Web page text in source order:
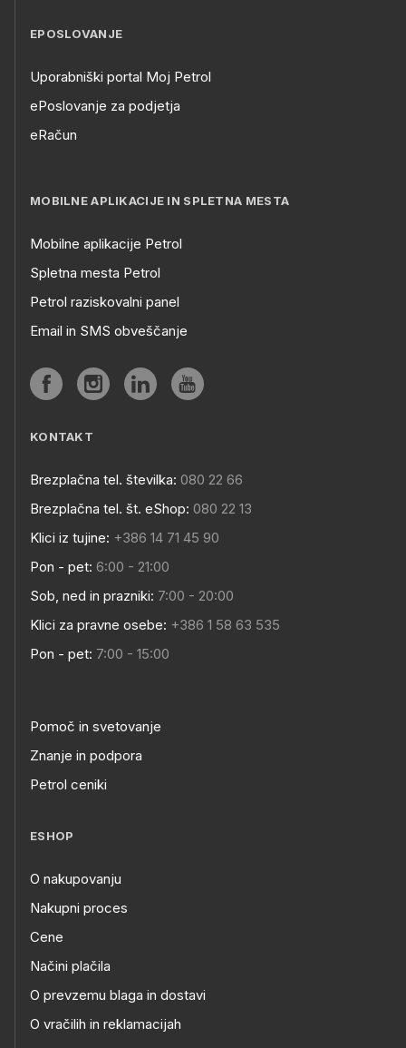
EPOSLOVANJE
Uporabniški portal Moj Petrol
ePoslovanje za podjetja
eRačun
MOBILNE APLIKACIJE IN SPLETNA MESTA
Mobilne aplikacije Petrol
Spletna mesta Petrol
Petrol raziskovalni panel
Email in SMS obveščanje
KONTAKT
Brezplačna tel. številka: 080 22 66
Brezplačna tel. št. eShop: 080 22 13
Klici iz tujine: +386 14 71 45 90
Pon - pet: 6:00 - 21:00
Sob, ned in prazniki: 7:00 - 20:00
Klici za pravne osebe: +386 1 58 63 535
Pon - pet: 7:00 - 15:00
Pomoč in svetovanje
Znanje in podpora
Petrol ceniki
ESHOP
O nakupovanju
Nakupni proces
Cene
Načini plačila
O prevzemu blaga in dostavi
O vračilih in reklamacijah